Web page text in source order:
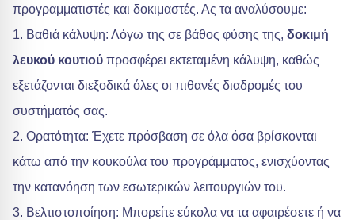
προγραμματιστές και δοκιμαστές. Ας τα αναλύσουμε:
1. Βαθιά κάλυψη: Λόγω της σε βάθος φύσης της, δοκιμή
λευκού κουτιού προσφέρει εκτεταμένη κάλυψη, καθώς
εξετάζονται διεξοδικά όλες οι πιθανές διαδρομές του
συστήματός σας.
2. Ορατότητα: Έχετε πρόσβαση σε όλα όσα βρίσκονται
κάτω από την κουκούλα του προγράμματος, ενισχύοντας
την κατανόηση των εσωτερικών λειτουργιών του.
3. Βελτιστοποίηση: Μπορείτε εύκολα να τα αφαιρέσετε ή να